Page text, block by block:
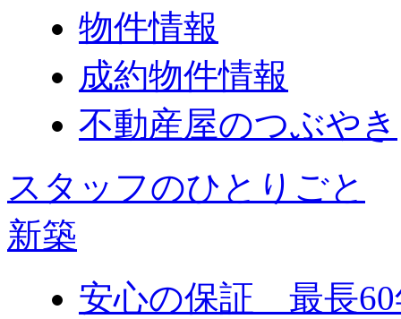
物件情報
成約物件情報
不動産屋のつぶやき
スタッフのひとりごと
新築
安心の保証 最長60